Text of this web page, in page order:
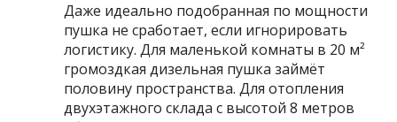
Даже идеально подобранная по мощности
пушка не сработает, если игнорировать
логистику. Для маленькой комнаты в 20 м²
громоздкая дизельная пушка займёт
половину пространства. Для отопления
двухэтажного склада с высотой 8 метров